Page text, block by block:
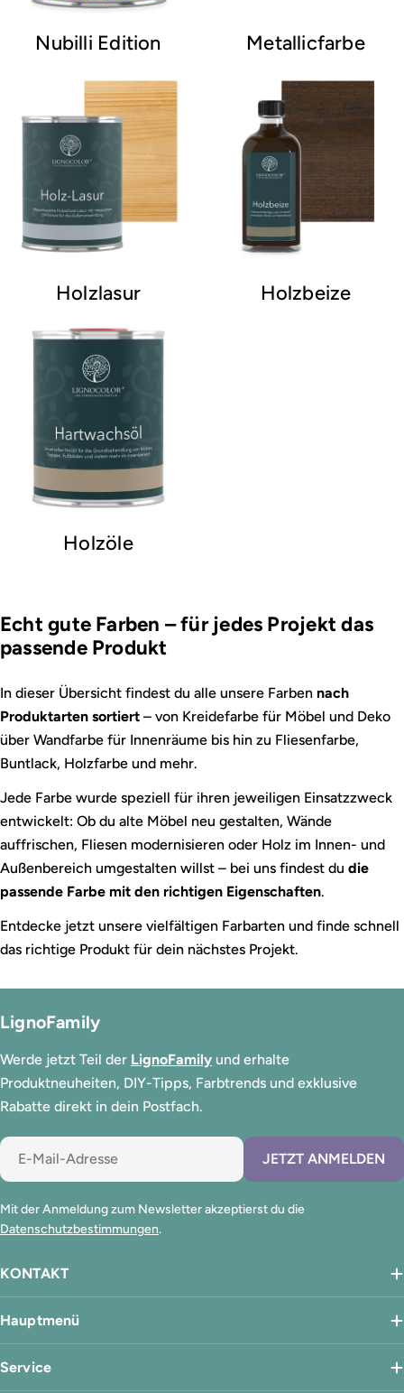
Nubilli Edition Metallicfarbe
Holzlasur Holzbeize
Holzöle
Echt gute Farben – für jedes Projekt das
passende Produkt
In dieser Übersicht findest du alle unsere Farben nach
Produktarten sortiert – von Kreidefarbe für Möbel und Deko
über Wandfarbe für Innenräume bis hin zu Fliesenfarbe,
Buntlack, Holzfarbe und mehr.
Jede Farbe wurde speziell für ihren jeweiligen Einsatzzweck
entwickelt: Ob du alte Möbel neu gestalten, Wände
auffrischen, Fliesen modernisieren oder Holz im Innen- und
Außenbereich umgestalten willst – bei uns findest du die
passende Farbe mit den richtigen Eigenschaften.
Entdecke jetzt unsere vielfältigen Farbarten und finde schnell
das richtige Produkt für dein nächstes Projekt.
KONTAKT
Hauptmenü
Service
LignoFamily
Werde jetzt Teil der LignoFamily und erhalte
Produktneuheiten, DIY-Tipps, Farbtrends und exklusive
Rabatte direkt in dein Postfach.
E-
Mail
JETZT ANMELDEN
Mit der Anmeldung zum Newsletter akzeptierst du die
Datenschutzbestimmungen.